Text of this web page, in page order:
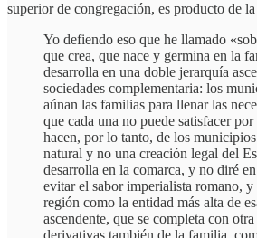
superior de congregación, es producto de
Yo defiendo eso que he llamado
que crea, que nace y germina en la
desarrolla en una doble jerarquía
sociedades complementaria: los
aúnan las familias para llenar las
que cada una no puede satisfacer
hacen, por lo tanto, de los
natural y no una creación legal del
desarrolla en la comarca, y no diré
evitar el sabor imperialista romano, y
región como la entidad más alta de
ascendente, que se completa con